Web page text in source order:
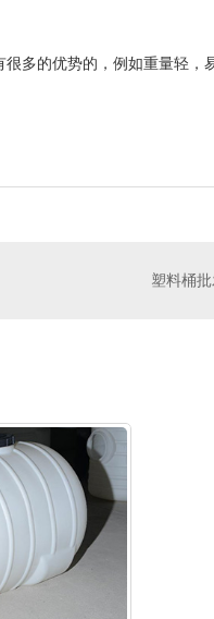
的优势的，例如重量轻，
塑料桶